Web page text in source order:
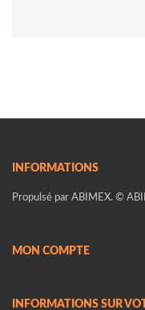
INFORMATIONS
Propulsé par ABIMEX. ©
MON COMPTE
INFORMATIONS SUR